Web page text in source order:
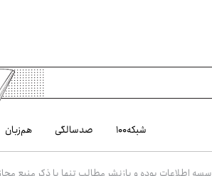
شبکه۱۰۰ صدسالگی هم‌زبان